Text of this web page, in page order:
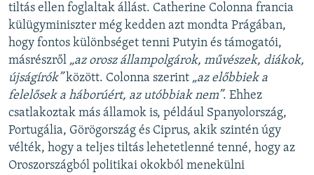
tiltás ellen foglaltak állást. Catherine Colonna francia
külügyminiszter még kedden azt mondta Prágában,
hogy fontos különbséget tenni Putyin és támogatói,
másrészről „az orosz állampolgárok, művészek, diákok,
újságírók”között. Colonna szerint „az előbbiek a
felelősek a háborúért, az utóbbiak nem”. Ehhez
csatlakoztak más államok is, például Spanyolország,
Portugália, Görögország és Ciprus, akik szintén úgy
vélték, hogy a teljes tiltás lehetetlenné tenné, hogy az
Oroszországból politikai okokból menekülni